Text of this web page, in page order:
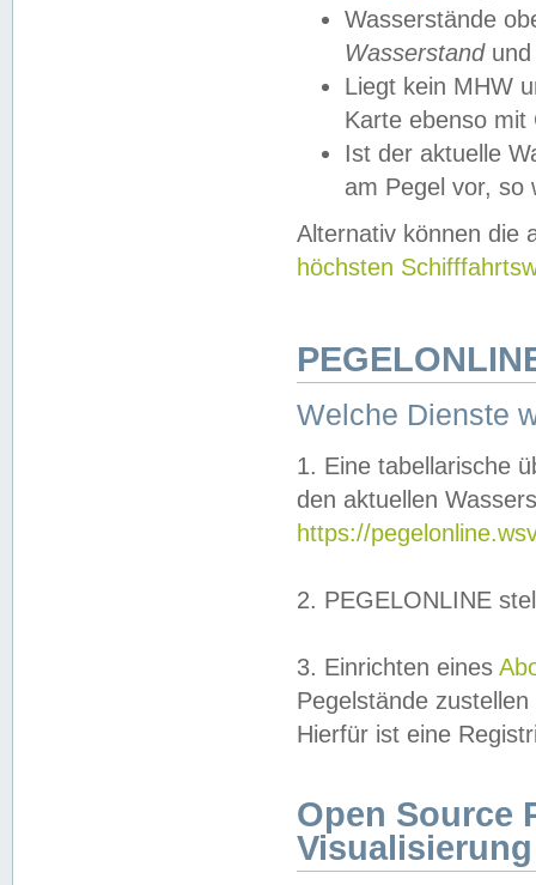
Wasserstände
Wasserstandund
Liegt kein MHW
Karte ebenso mit
Ist der aktuelle
am Pegel vor,
Alternativ können die
höchsten
Welche Dienste
1. Eine tabellarische
den aktuellen
https://
2. PEGELONLINE
3. Einrichten eines
Pegelstände
Hierfür ist eine
Open Source
Visualisierung